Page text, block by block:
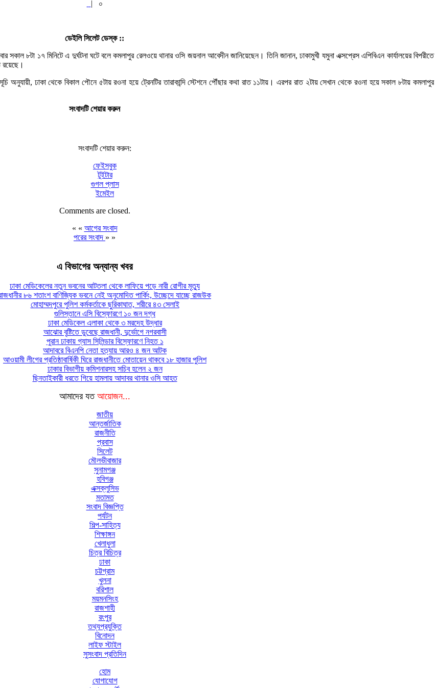
| ০
ডেইলি সিলেট ডেস্ক ::
সকাল ৮টা ১৭ মিনিটে এ দুর্ঘটনা ঘটে বলে কমলাপুর রেলওয়ে থানার ওসি জয়নাল আবেদীন জানিয়েছেন। তিনি জানান, ঢাকামুখী যমুনা এক্সপ্রেস এপিবিএন কার্যালয়ের বিপরীতে
অনুযায়ী, ঢাকা থেকে বিকাল পৌনে ৫টায় রওনা হয়ে ট্রেনটির তারাকান্দি স্টেশনে পৌঁছার কথা রাত ১১টায়। এরপর রাত ২টায় সেখান থেকে রওনা হয়ে সকাল ৮টায় কমলাপুর
সংবাদটি শেয়ার করুন
সংবাদটি শেয়ার করুন:
ফেইসবুক
টুইটার
গুগল প্লাস
ইমেইল
Comments are closed.
« « আগের সংবাদ
পরের সংবাদ » »
এ বিভাগের অন্যান্য খবর
ঢাকা মেডিকেলের নতুন ভবনের আটতলা থেকে লাফিয়ে পড়ে নারী রোগীর মৃত্যু
৮৬ শতাংশ বাণিজ্যিক ভবনে নেই অনুমোদিত পার্কিং, উচ্ছেদে যাচ্ছে রাজউক
মোহাম্মদপুরে পুলিশ কর্মকর্তাকে ছুরিকাঘাত, শরীরে ৪৩ সেলাই
গুলিস্তানে এসি বিস্ফোরণে ১০ জন দগ্ধ
ঢাকা মেডিকেল এলাকা থেকে ৩ মরদেহ উদ্ধার
আঝোর বৃষ্টিতে ডুবেছে রাজধানী, দুর্ভোগে নগরবাসী
পুরান ঢাকায় গ্যাস সিলিন্ডার বিস্ফোরণে নিহত ১
আদাবরে বিএনপি নেতা হত্যায় আরও ৪ জন আটক
আওয়ামী লীগের প্রতিষ্ঠাবার্ষিকী ঘিরে রাজধানীতে মোতায়েন থাকবে ১৮ হাজার পুলিশ
ঢাকার বিভাগীয় কমিশনারসহ সচিব হলেন ২ জন
ছিনতাইকারী ধরতে গিয়ে হামলায় আদাবর থানার ওসি আহত
আমাদের যত আয়োজন...
জাতীয়
আন্তর্জাতিক
রাজনীতি
প্রবাস
সিলেট
মৌলভীবাজার
সুনামগঞ্জ
হবিগঞ্জ
এক্সক্লুসিভ
মতামত
সংবাদ বিজ্ঞপ্তি
পর্যটন
শিল্প-সাহিত্য
শিক্ষাঙ্গন
খেলাধুলা
চিত্র বিচিত্র
ঢাকা
চট্টগ্রাম
খুলনা
বরিশাল
ময়মনসিংহ
রাজশাহী
রংপুর
তথ্যপ্রযুক্তি
বিনোদন
লাইফ স্টাইল
সুসংবাদ প্রতিদিন
হোম
যোগাযোগ